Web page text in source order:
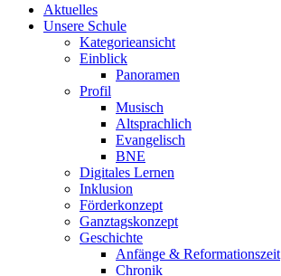
Aktuelles
Unsere Schule
Kategorieansicht
Einblick
Panoramen
Profil
Musisch
Altsprachlich
Evangelisch
BNE
Digitales Lernen
Inklusion
Förderkonzept
Ganztagskonzept
Geschichte
Anfänge & Reformationszeit
Chronik